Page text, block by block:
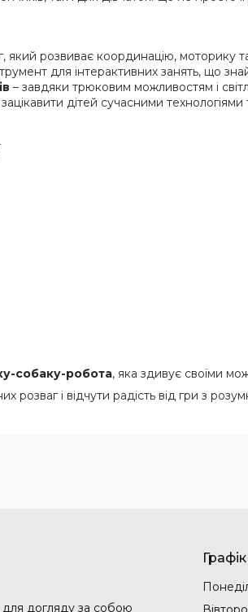
який розвиває координацію, моторику
для інтерактивних занять, що
– завдяки трюковим можливостям і
дітей сучасними
собаку-робота, яка здивує своїми
розваг і відчути радість від гри з
для догляду за собою